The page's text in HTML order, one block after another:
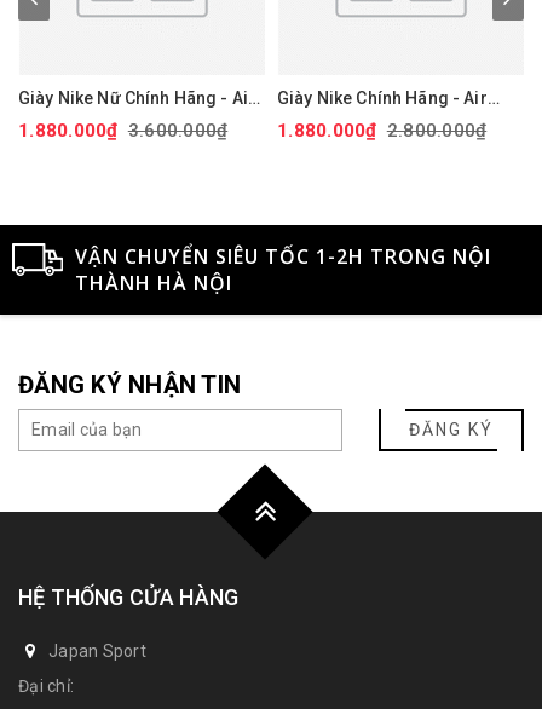
Giày Nike Nữ Chính Hãng - Air
Force 1 '07 Next Nature - Màu
hồng | JapanSport DV3808-
1.880.000₫ 3.600.000₫
Giày Nike Chính Hãng - Air
Force 1 GS 'White Black' -
Đen/trắng/vàng | JapanSport
1.880.000₫ 2.800.000₫
VẬN CHUYỂN SIÊU TỐC 1-2H TRONG NỘI
THÀNH HÀ NỘI
ĐĂNG KÝ NHẬN TIN
ĐĂNG KÝ
HỆ THỐNG CỬA HÀNG
Japan Sport
Đại chỉ: